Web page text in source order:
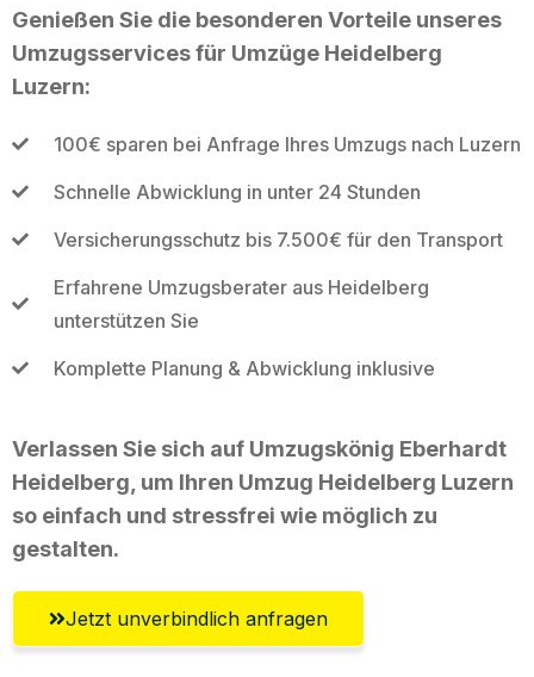
Genießen Sie die besonderen Vorteile unseres
Umzugsservices für Umzüge Heidelberg
Luzern:
100€ sparen bei Anfrage Ihres Umzugs nach Luzern
Schnelle Abwicklung in unter 24 Stunden
Versicherungsschutz bis 7.500€ für den Transport
Erfahrene Umzugsberater aus Heidelberg
unterstützen Sie
Komplette Planung & Abwicklung inklusive
Verlassen Sie sich auf Umzugskönig Eberhardt
Heidelberg, um Ihren Umzug Heidelberg Luzern
so einfach und stressfrei wie möglich zu
gestalten.
Jetzt unverbindlich anfragen